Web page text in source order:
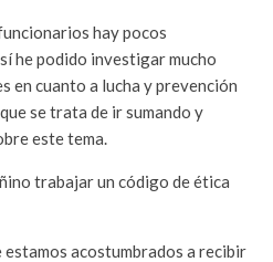
hay pocos
he podido investigar mucho
en cuanto a lucha y prevención
se trata de ir sumando y
este tema.
trabajar un código de ética
acostumbrados a recibir